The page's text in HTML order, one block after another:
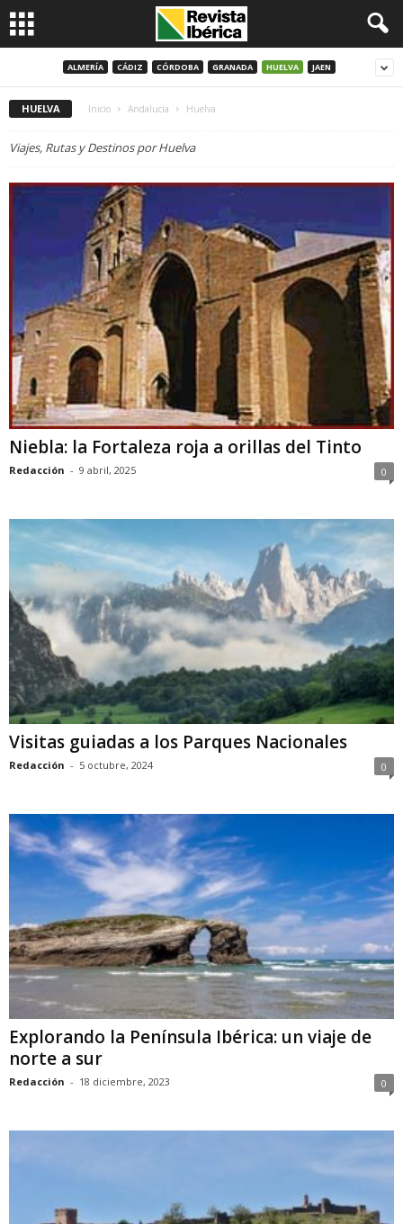
ALMERÍA CÁDIZ CÓRDOBA GRANADA HUELVA JAEN
HUELVA Inicio Andalucía Huelva
Viajes, Rutas y Destinos por Huelva
Niebla: la Fortaleza roja a orillas del Tinto
Redacción - 9 abril, 2025 0
Visitas guiadas a los Parques Nacionales
Redacción - 5 octubre, 2024 0
Explorando la Península Ibérica: un viaje de
norte a sur
Redacción - 18 diciembre, 2023 0